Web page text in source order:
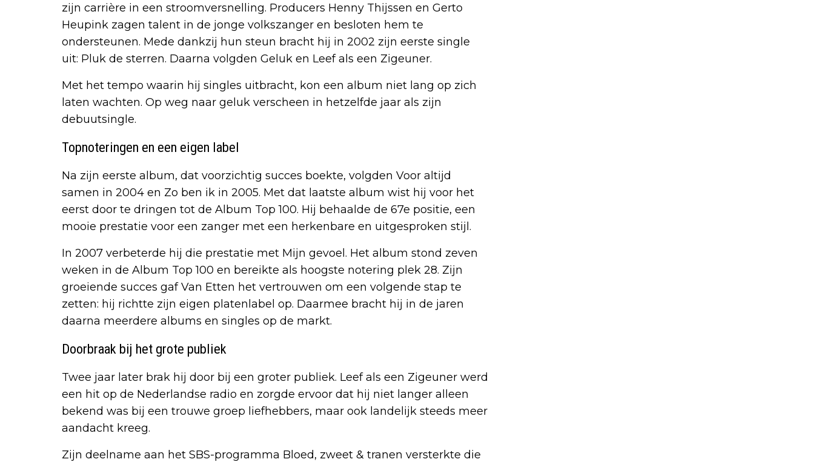
zijn carrière in een stroomversnelling. Producers Henny Thijssen en Gerto
Heupink zagen talent in de jonge volkszanger en besloten hem te
ondersteunen. Mede dankzij hun steun bracht hij in 2002 zijn eerste single
uit: Pluk de sterren. Daarna volgden Geluk en Leef als een Zigeuner.
Met het tempo waarin hij singles uitbracht, kon een album niet lang op zich
laten wachten. Op weg naar geluk verscheen in hetzelfde jaar als zijn
debuutsingle.
Topnoteringen en een eigen label
Na zijn eerste album, dat voorzichtig succes boekte, volgden Voor altijd
samen in 2004 en Zo ben ik in 2005. Met dat laatste album wist hij voor het
eerst door te dringen tot de Album Top 100. Hij behaalde de 67e positie, een
mooie prestatie voor een zanger met een herkenbare en uitgesproken stijl.
In 2007 verbeterde hij die prestatie met Mijn gevoel. Het album stond zeven
weken in de Album Top 100 en bereikte als hoogste notering plek 28. Zijn
groeiende succes gaf Van Etten het vertrouwen om een volgende stap te
zetten: hij richtte zijn eigen platenlabel op. Daarmee bracht hij in de jaren
daarna meerdere albums en singles op de markt.
Doorbraak bij het grote publiek
Twee jaar later brak hij door bij een groter publiek. Leef als een Zigeuner werd
een hit op de Nederlandse radio en zorgde ervoor dat hij niet langer alleen
bekend was bij een trouwe groep liefhebbers, maar ook landelijk steeds meer
aandacht kreeg.
Zijn deelname aan het SBS-programma Bloed, zweet & tranen versterkte die